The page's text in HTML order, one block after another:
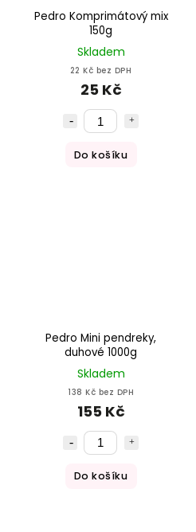
Pedro Komprimátový mix
150g
Skladem
22 Kč bez DPH
25 Kč
Do košíku
Pedro Mini pendreky,
duhové 1000g
Skladem
138 Kč bez DPH
155 Kč
Do košíku